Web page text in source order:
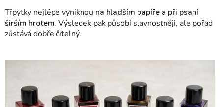
Třpytky nejlépe vyniknou na hladším papíře a při psaní
širším hrotem. Výsledek pak působí slavnostněji, ale pořád
zůstává dobře čitelný.